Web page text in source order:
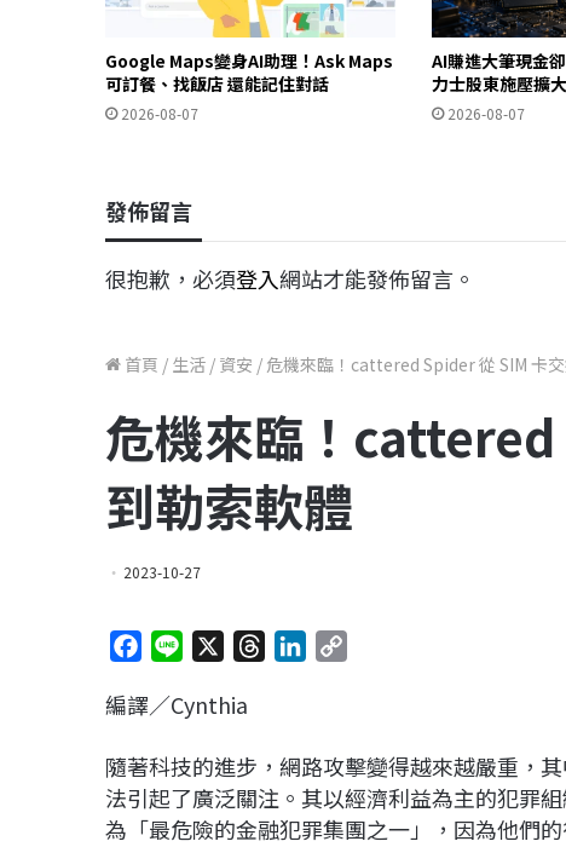
Google Maps變身AI助理！Ask Maps
可訂餐、找飯店 還能記住對話
2026-08-07
AI賺進大筆現金
力士股東施壓擴
2026-08-07
發佈留言
很抱歉，必須登入網站才能發佈留言。